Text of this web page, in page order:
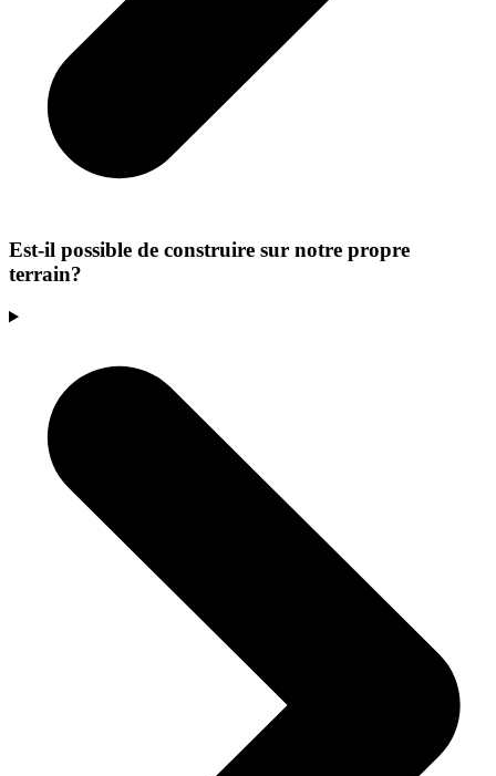
Est-il possible de construire sur notre propre
terrain?